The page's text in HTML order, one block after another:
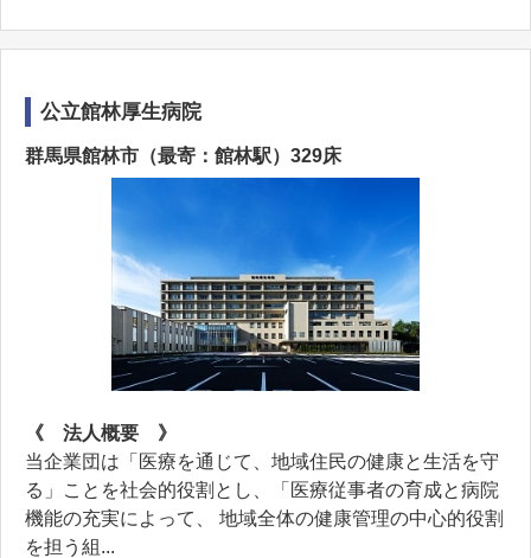
公立館林厚生病院
群馬県館林市（最寄：館林駅）329床
《 法人概要 》
当企業団は「医療を通じて、地域住民の健康と生活を守
る」ことを社会的役割とし、「医療従事者の育成と病院
機能の充実によって、 地域全体の健康管理の中心的役割
を担う組...